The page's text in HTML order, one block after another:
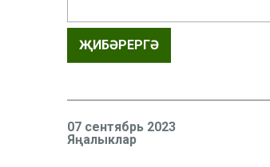
ҖИБӘРЕРГӘ
07 сентябрь 2023
Яңалыклар